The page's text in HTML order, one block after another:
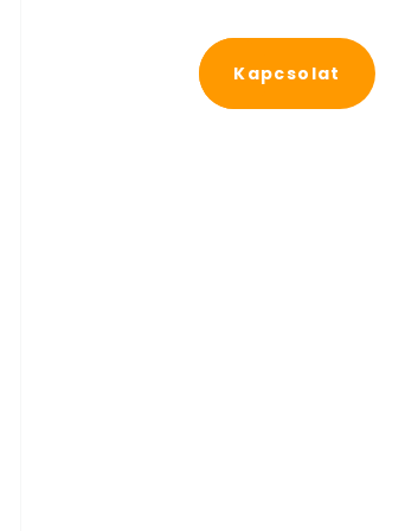
Kapcsolat